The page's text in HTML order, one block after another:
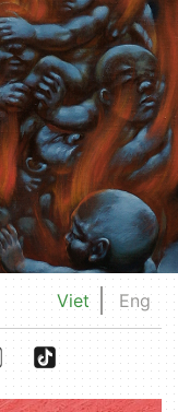
Viet Eng